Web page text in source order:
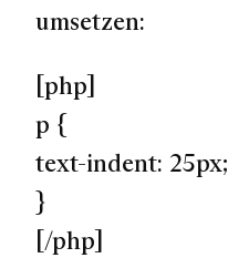
umsetzen:
[php]
p {
text-indent: 25px;
}
[/php]